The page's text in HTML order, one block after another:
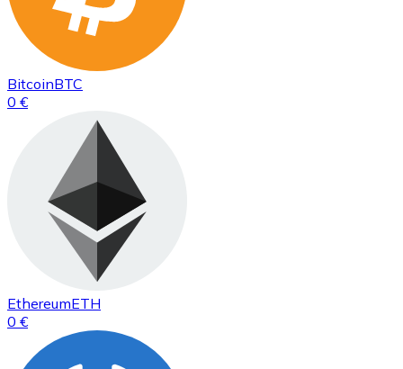
BitcoinBTC
0 €
EthereumETH
0 €